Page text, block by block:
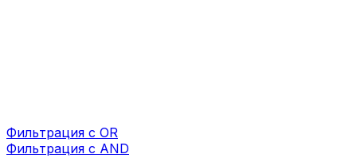
Фильтрация с OR
Фильтрация с AND